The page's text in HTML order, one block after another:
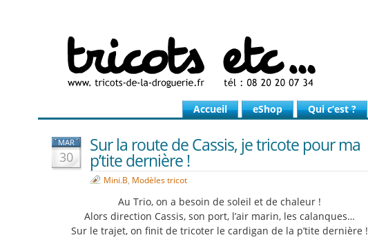
Accueil eShop Qui c’est ?
MAR
30
Sur la route de Cassis, je tricote pour ma
p’tite dernière !
Mini.B, Modèles tricot
Au Trio, on a besoin de soleil et de chaleur !
Alors direction Cassis, son port, l’air marin, les calanques…
Sur le trajet, on finit de tricoter le cardigan de la p’tite dernière !